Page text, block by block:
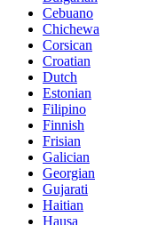
Cebuano
Chichewa
Corsican
Croatian
Dutch
Estonian
Filipino
Finnish
Frisian
Galician
Georgian
Gujarati
Haitian
Hausa